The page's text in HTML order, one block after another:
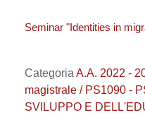
Seminar "Identities in
Categoria A.A. 2022 -
magistrale / PS1090 -
SVILUPPO E